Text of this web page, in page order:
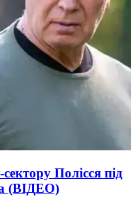
Полісся під
(ВІДЕО)